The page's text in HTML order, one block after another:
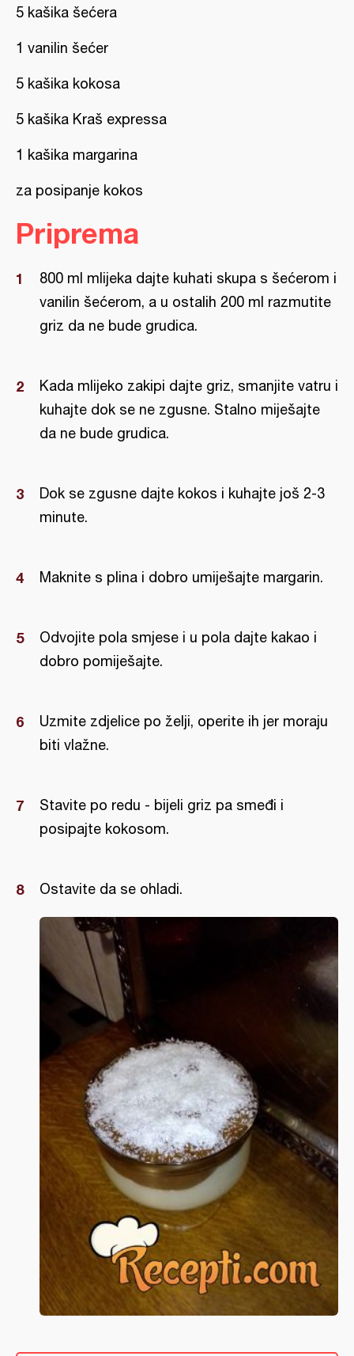
5 kašika šećera
1 vanilin šećer
5 kašika kokosa
5 kašika Kraš expressa
1 kašika margarina
za posipanje kokos
Priprema
800 ml mlijeka dajte kuhati skupa s šećerom i
vanilin šećerom, a u ostalih 200 ml razmutite
griz da ne bude grudica.
Kada mlijeko zakipi dajte griz, smanjite vatru i
kuhajte dok se ne zgusne. Stalno miješajte
da ne bude grudica.
Dok se zgusne dajte kokos i kuhajte još 2-3
minute.
Maknite s plina i dobro umiješajte margarin.
Odvojite pola smjese i u pola dajte kakao i
dobro pomiješajte.
Uzmite zdjelice po želji, operite ih jer moraju
biti vlažne.
Stavite po redu - bijeli griz pa smeđi i
posipajte kokosom.
Ostavite da se ohladi.